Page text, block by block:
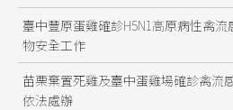
臺中豐原蛋雞確診H5N1高原病性禽
物安全工作
苗栗棄置死雞及臺中蛋雞場確診禽流
依法處辦